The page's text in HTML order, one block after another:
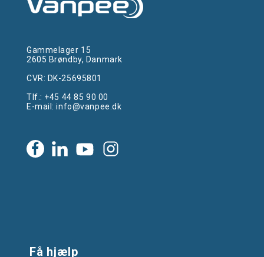
Gammelager 15
2605 Brøndby, Danmark
CVR: DK-25695801
Tlf.: +45 44 85 90 00
E-mail:info@vanpee.dk
Få hjælp